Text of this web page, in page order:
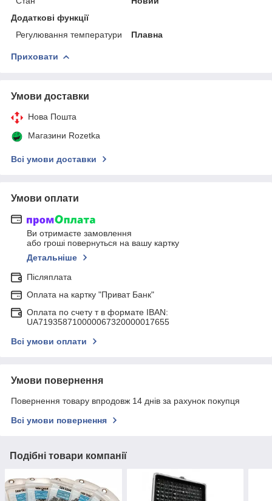
Додаткові функції
Регулювання температури
Плавна
Приховати
Умови доставки
Нова Пошта
Магазини Rozetka
Всі умови доставки
Умови оплати
Ви отримаєте замовлення
або гроші повернуться на вашу картку
Детальніше
Післяплата
Оплата на картку "Приват Банк"
Оплата по счету т в формате IBAN:
UA719358710000067320000017655
Всі умови оплати
Умови повернення
Повернення товару впродовж 14 днів за рахунок покупця
Всі умови повернення
Подібні товари компанії